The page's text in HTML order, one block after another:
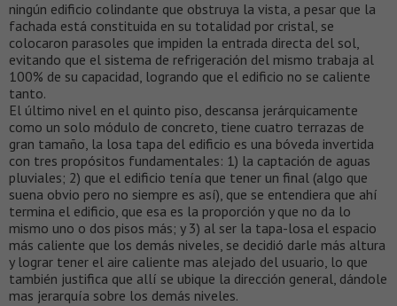
ningún edificio colindante que obstruya la vista, a pesar que la
fachada está constituida en su totalidad por cristal, se
colocaron parasoles que impiden la entrada directa del sol,
evitando que el sistema de refrigeración del mismo trabaja al
100% de su capacidad, logrando que el edificio no se caliente
tanto.
El último nivel en el quinto piso, descansa jerárquicamente
como un solo módulo de concreto, tiene cuatro terrazas de
gran tamaño, la losa tapa del edificio es una bóveda invertida
con tres propósitos fundamentales: 1) la captación de aguas
pluviales; 2) que el edificio tenía que tener un final (algo que
suena obvio pero no siempre es así), que se entendiera que ahí
termina el edificio, que esa es la proporción y que no da lo
mismo uno o dos pisos más; y 3) al ser la tapa-losa el espacio
más caliente que los demás niveles, se decidió darle más altura
y lograr tener el aire caliente mas alejado del usuario, lo que
también justifica que allí se ubique la dirección general, dándole
mas jerarquía sobre los demás niveles.